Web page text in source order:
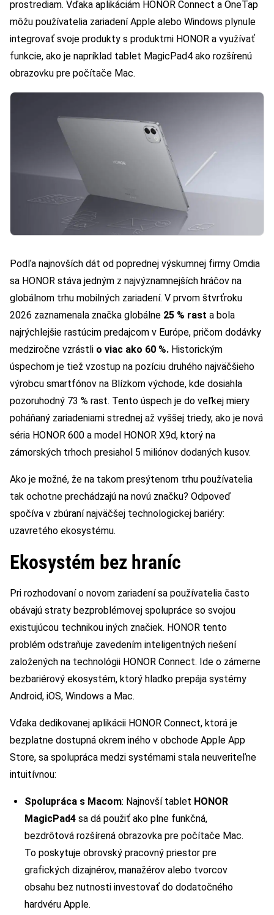
prostrediam. Vďaka aplikáciám HONOR Connect a OneTap
môžu používatelia zariadení Apple alebo Windows plynule
integrovať svoje produkty s produktmi HONOR a využívať
funkcie, ako je napríklad tablet MagicPad4 ako rozšírenú
obrazovku pre počítače Mac.
Podľa najnovších dát od poprednej výskumnej firmy Omdia
sa HONOR stáva jedným z najvýznamnejších hráčov na
globálnom trhu mobilných zariadení. V prvom štvrťroku
2026 zaznamenala značka globálne 25 % rast a bola
najrýchlejšie rastúcim predajcom v Európe, pričom dodávky
medziročne vzrástli o viac ako 60 %. Historickým
úspechom je tiež vzostup na pozíciu druhého najväčšieho
výrobcu smartfónov na Blízkom východe, kde dosiahla
pozoruhodný 73 % rast. Tento úspech je do veľkej miery
poháňaný zariadeniami strednej až vyššej triedy, ako je nová
séria HONOR 600 a model HONOR X9d, ktorý na
zámorských trhoch presiahol 5 miliónov dodaných kusov.
Ako je možné, že na takom presýtenom trhu používatelia
tak ochotne prechádzajú na novú značku? Odpoveď
spočíva v zbúraní najväčšej technologickej bariéry:
uzavretého ekosystému.
Ekosystém bez hraníc
Pri rozhodovaní o novom zariadení sa používatelia často
obávajú straty bezproblémovej spolupráce so svojou
existujúcou technikou iných značiek. HONOR tento
problém odstraňuje zavedením inteligentných riešení
založených na technológii HONOR Connect. Ide o zámerne
bezbariérový ekosystém, ktorý hladko prepája systémy
Android, iOS, Windows a Mac.
Vďaka dedikovanej aplikácii HONOR Connect, ktorá je
bezplatne dostupná okrem iného v obchode Apple App
Store, sa spolupráca medzi systémami stala neuveriteľne
intuitívnou:
Spolupráca s Macom: Najnovší tablet HONOR
MagicPad4 sa dá použiť ako plne funkčná,
bezdrôtová rozšírená obrazovka pre počítače Mac.
To poskytuje obrovský pracovný priestor pre
grafických dizajnérov, manažérov alebo tvorcov
obsahu bez nutnosti investovať do dodatočného
hardvéru Apple.